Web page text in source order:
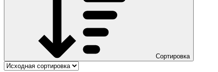
Сортировка